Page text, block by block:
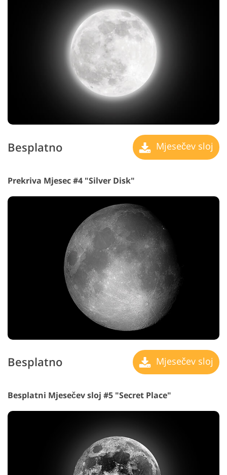
Besplatno Mjesečev sloj
Prekriva Mjesec #4 "Silver Disk"
Besplatno Mjesečev sloj
Besplatni Mjesečev sloj #5 "Secret Place"